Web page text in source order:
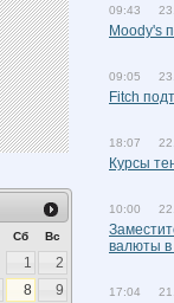
Сб Вс
1
2
8
9
09:43
Moody's
09:05
Fitch
18:07
Курсы
10:00
валюты
17:04